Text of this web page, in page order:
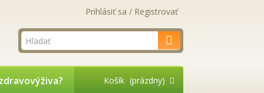
Prihlásiť sa / Registrovať
Košík (prázdny)